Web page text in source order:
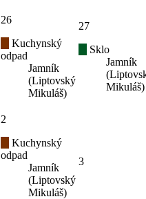
26
Kuchynský
odpad
Jamník
(Liptovský
Mikuláš)
27
Sklo
Jamník
Mikuláš)
2
Kuchynský
odpad
Jamník
(Liptovský
Mikuláš)
3